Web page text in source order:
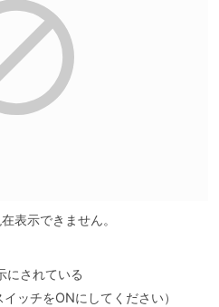
表示できません。
にされている
ッチをONにしてください）